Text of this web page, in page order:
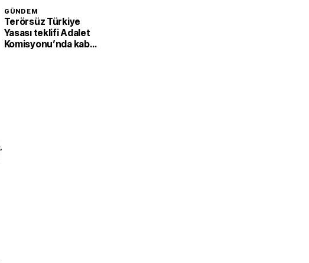
GÜNDEM
Terörsüz Türkiye
Yasası teklifi Adalet
Komisyonu’nda kabul